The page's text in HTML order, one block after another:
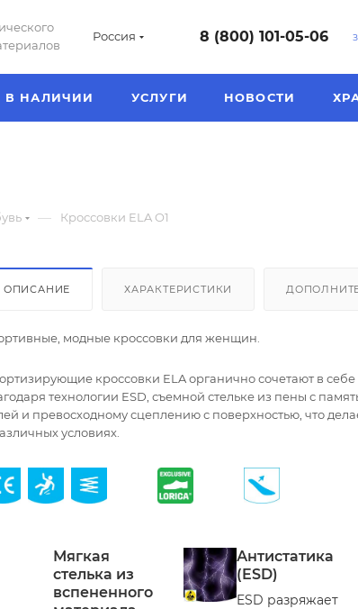
Россия 8 (800) 101-05-06
В НАЛИЧИИ УСЛУГИ НОВОСТИ
— Кроссовки ELA O1
ОПИСАНИЕ ХАРАКТЕРИСТИКИ
модные кроссовки для женщин.
кроссовки ELA органично сочетают в
технологии ESD, съемной стельке из пены с
и превосходному сцеплению с поверхностью, что
условиях.
Мягкая
стелька из
вспененного
Антистатика
(ESD)
ESD разряжает